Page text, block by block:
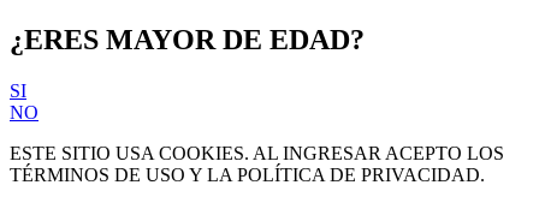
¿ERES MAYOR DE EDAD?
SI
NO
ESTE SITIO USA COOKIES. AL INGRESAR ACEPTO LOS
TÉRMINOS DE USO Y LA POLÍTICA DE PRIVACIDAD.